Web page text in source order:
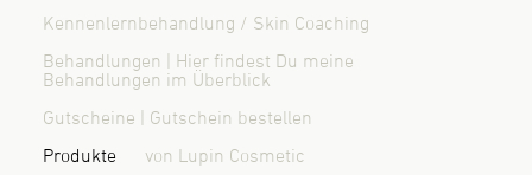
Kennenlernbehandlung / Skin Coaching
Behandlungen | Hier findest Du meine
Behandlungen im Überblick
Gutscheine | Gutschein bestellen
Produkte
von Lupin Cosmetic